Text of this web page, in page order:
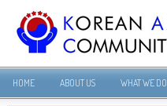
HOME ABOUT US WHAT WE DO